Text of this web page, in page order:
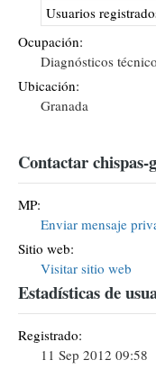
Ocupación:
Diagnósticos
Ubicación:
Granada
Contactar chispas-
MP:
Enviar mensaje
Sitio web:
Visitar sitio web
Estadísticas de
Registrado:
11 Sep 2012 09:58